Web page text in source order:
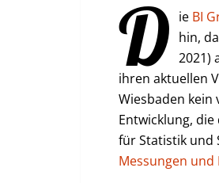
D ie BI
hin,
2021)
ihren aktuellen
Wiesbaden kein
Entwicklung,
für Statistik und
Messungen